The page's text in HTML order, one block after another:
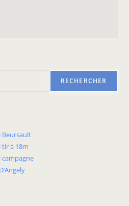
RECHERCHER
à 18m